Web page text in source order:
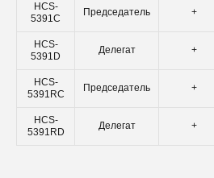
HCS-
5391C
Председатель +
HCS-
5391D
Делегат +
HCS-
5391RC
Председатель +
HCS-
5391RD
Делегат +
Эксклюзивный дистрибьютер компании TAIDEN в России
005
115280, г. Москва, ул. Автозаводская, 23А, к.2,
escortpro.ru